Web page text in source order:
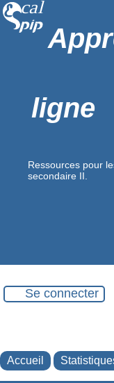
ligne
Ressources pour
secondaire II.
Se connecter
Accueil